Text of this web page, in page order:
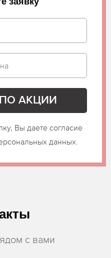
Вы даете согласие
данных.
с вами